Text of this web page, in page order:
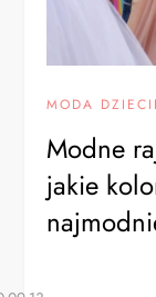
MODA
Modne
jakie